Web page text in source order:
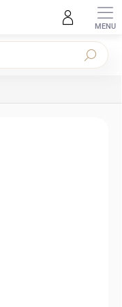
Hľadať